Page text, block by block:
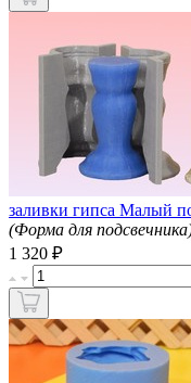
заливки гипса Малый
(Форма для
1 320 ₽